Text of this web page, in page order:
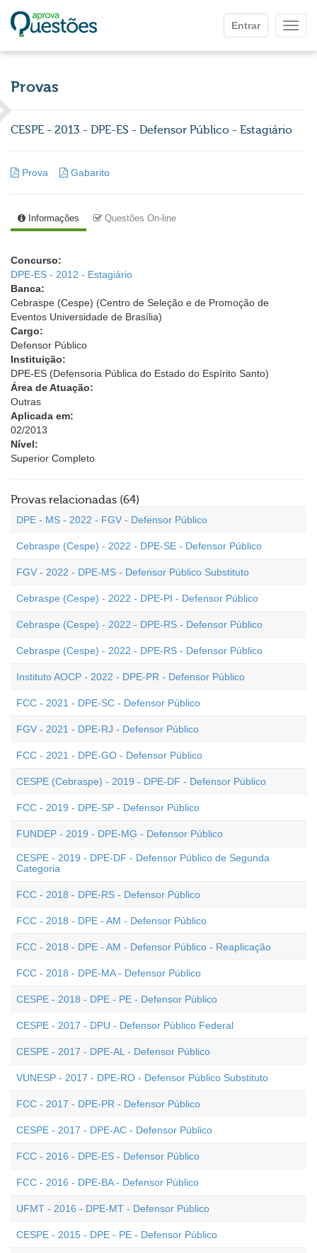
Entrar
Provas
CESPE - 2013 - DPE-ES - Defensor Público - Estagiário
Prova Gabarito
Informações Questões On-line
Concurso:
DPE-ES - 2012 - Estagiário
Banca:
Cebraspe (Cespe) (Centro de Seleção e de Promoção de
Eventos Universidade de Brasília)
Cargo:
Defensor Público
Instituição:
DPE-ES (Defensoria Pública do Estado do Espírito Santo)
Área de Atuação:
Outras
Aplicada em:
02/2013
Nível:
Superior Completo
Provas relacionadas (64)
DPE - MS - 2022 - FGV - Defensor Público
Cebraspe (Cespe) - 2022 - DPE-SE - Defensor Público
FGV - 2022 - DPE-MS - Defensor Público Substituto
Cebraspe (Cespe) - 2022 - DPE-PI - Defensor Público
Cebraspe (Cespe) - 2022 - DPE-RS - Defensor Público
Cebraspe (Cespe) - 2022 - DPE-RS - Defensor Público
Instituto AOCP - 2022 - DPE-PR - Defensor Público
FCC - 2021 - DPE-SC - Defensor Público
FGV - 2021 - DPE-RJ - Defensor Público
FCC - 2021 - DPE-GO - Defensor Público
CESPE (Cebraspe) - 2019 - DPE-DF - Defensor Público
FCC - 2019 - DPE-SP - Defensor Público
FUNDEP - 2019 - DPE-MG - Defensor Público
CESPE - 2019 - DPE-DF - Defensor Público de Segunda
Categoria
FCC - 2018 - DPE-RS - Defensor Público
FCC - 2018 - DPE - AM - Defensor Público
FCC - 2018 - DPE - AM - Defensor Público - Reaplicação
FCC - 2018 - DPE-MA - Defensor Público
CESPE - 2018 - DPE - PE - Defensor Público
CESPE - 2017 - DPU - Defensor Público Federal
CESPE - 2017 - DPE-AL - Defensor Público
VUNESP - 2017 - DPE-RO - Defensor Público Substituto
FCC - 2017 - DPE-PR - Defensor Público
CESPE - 2017 - DPE-AC - Defensor Público
FCC - 2016 - DPE-ES - Defensor Público
FCC - 2016 - DPE-BA - Defensor Público
UFMT - 2016 - DPE-MT - Defensor Público
CESPE - 2015 - DPE - PE - Defensor Público